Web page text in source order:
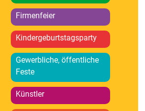
Firmenfeier
Kindergeburtstagsparty
Gewerbliche, öffentliche
Feste
Künstler